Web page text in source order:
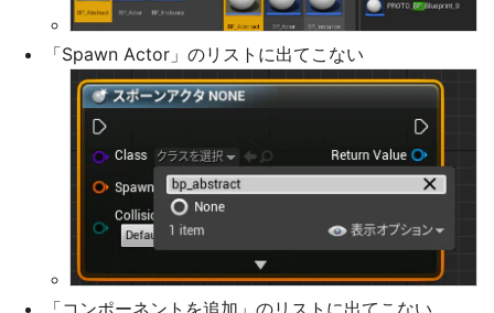
「Spawn Actor」のリストに出てこない
「コンポーネントを追加」のリストに出てこない